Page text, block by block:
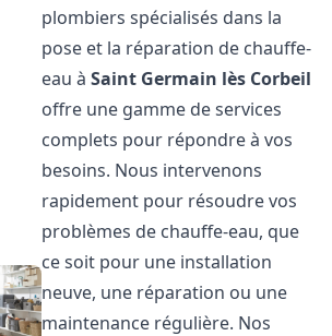
plombiers spécialisés dans la
pose et la réparation de chauffe-
eau àSaint Germain lès Corbeil
offre une gamme de services
complets pour répondre à vos
besoins. Nous intervenons
rapidement pour résoudre vos
problèmes de chauffe-eau, que
ce soit pour une installation
neuve, une réparation ou une
maintenance régulière. Nos